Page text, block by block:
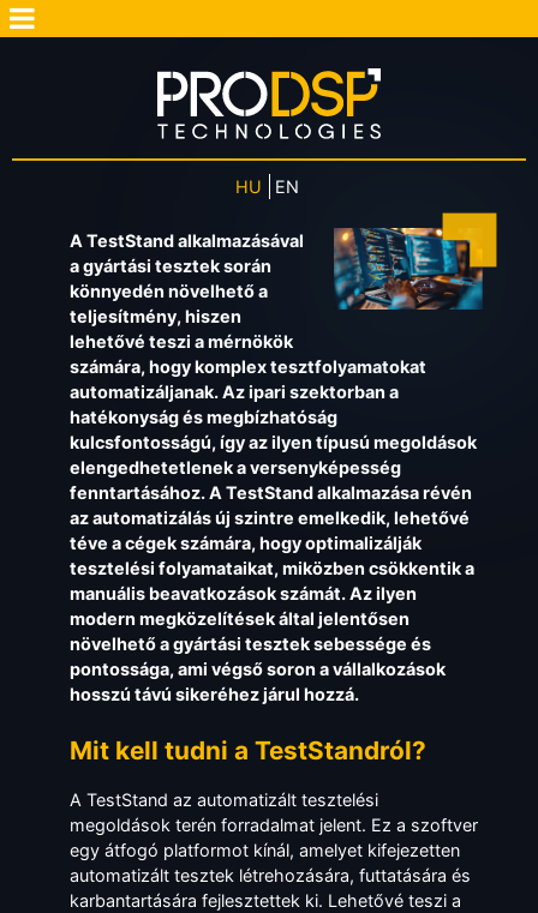
HU EN
A TestStand alkalmazásával
a gyártási tesztek során
könnyedén növelhető a
teljesítmény, hiszen
lehetővé teszi a mérnökök
számára, hogy komplex tesztfolyamatokat
automatizáljanak. Az ipari szektorban a
hatékonyság és megbízhatóság
kulcsfontosságú, így az ilyen típusú megoldások
elengedhetetlenek a versenyképesség
fenntartásához. A TestStand alkalmazása révén
az automatizálás új szintre emelkedik, lehetővé
téve a cégek számára, hogy optimalizálják
tesztelési folyamataikat, miközben csökkentik a
manuális beavatkozások számát. Az ilyen
modern megközelítések által jelentősen
növelhető a gyártási tesztek sebessége és
pontossága, ami végső soron a vállalkozások
hosszú távú sikeréhez járul hozzá.
Mit kell tudni a TestStandról?
A TestStand az automatizált tesztelési
megoldások terén forradalmat jelent. Ez a szoftver
egy átfogó platformot kínál, amelyet kifejezetten
automatizált tesztek létrehozására, futtatására és
karbantartására fejlesztettek ki. Lehetővé teszi a